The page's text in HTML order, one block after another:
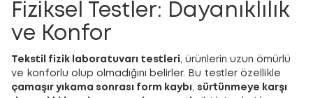
Fiziksel Testler: Dayanıklılık
ve Konfor
Tekstil fizik laboratuvarı testleri , ürünlerin uzun ömürlü
ve konforlu olup olmadığını belirler. Bu testler özellikle
çamaşır yıkama sonrası form kaybı , sürtünmeye karşı